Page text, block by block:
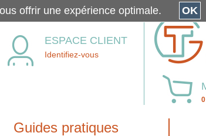
ESPACE CLIENT
Identifiez-vous
Guides pratiques
offrir une expérience optimale. OK